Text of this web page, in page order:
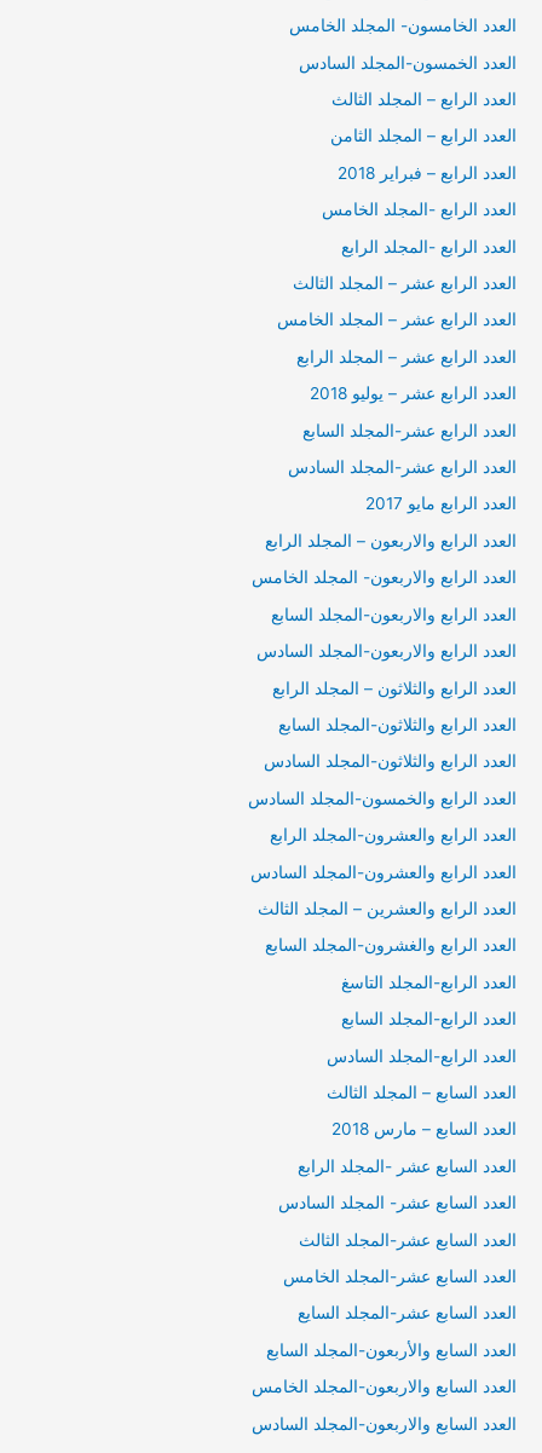
العدد الخامسون- المجلد الخامس
العدد الخمسون-المجلد السادس
العدد الرابع – المجلد الثالث
العدد الرابع – المجلد الثامن
العدد الرابع – فبراير 2018
العدد الرابع -المجلد الخامس
العدد الرابع -المجلد الرابع
العدد الرابع عشر – المجلد الثالث
العدد الرابع عشر – المجلد الخامس
العدد الرابع عشر – المجلد الرابع
العدد الرابع عشر – يوليو 2018
العدد الرابع عشر-المجلد السابع
العدد الرابع عشر-المجلد السادس
العدد الرابع مايو 2017
العدد الرابع والاربعون – المجلد الرابع
العدد الرابع والاربعون- المجلد الخامس
العدد الرابع والاربعون-المجلد السابع
العدد الرابع والاربعون-المجلد السادس
العدد الرابع والثلاثون – المجلد الرابع
العدد الرابع والثلاثون-المجلد السابع
العدد الرابع والثلاثون-المجلد السادس
العدد الرابع والخمسون-المجلد السادس
العدد الرابع والعشرون-المجلد الرابع
العدد الرابع والعشرون-المجلد السادس
العدد الرابع والعشرين – المجلد الثالث
العدد الرابع والغشرون-المجلد السابع
العدد الرابع-المجلد التاسغ
العدد الرابع-المجلد السابع
العدد الرابع-المجلد السادس
العدد السابع – المجلد الثالث
العدد السابع – مارس 2018
العدد السابع عشر -المجلد الرابع
العدد السابع عشر- المجلد السادس
العدد السابع عشر-المجلد الثالث
العدد السابع عشر-المجلد الخامس
العدد السابع عشر-المجلد السايع
العدد السابع والأربعون-المجلد السابع
العدد السابع والاربعون-المجلد الخامس
العدد السابع والاربعون-المجلد السادس